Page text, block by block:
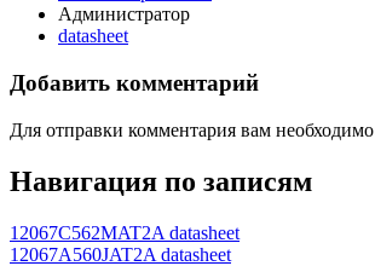
Администратор
datasheet
Добавить комментарий
Для отправки комментария вам необходимо
Навигация по записям
12067C562MAT2A datasheet
12067A560JAT2A datasheet